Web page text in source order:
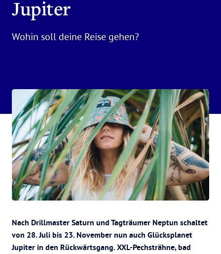
Jupiter
Wohin soll deine Reise gehen?
Nach Drillmaster Saturn und Tagträumer Neptun schaltet
von 28. Juli bis 23. November nun auch Glücksplanet
Jupiter in den Rückwärtsgang. XXL-Pechsträhne, bad